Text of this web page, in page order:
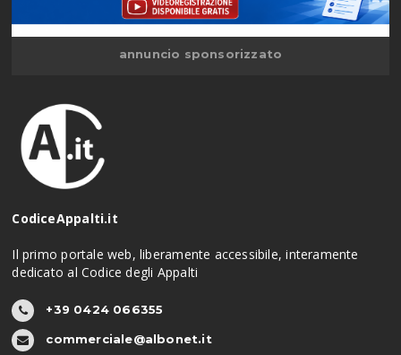
annuncio sponsorizzato
CodiceAppalti.it
Il primo portale web, liberamente accessibile, interamente
dedicato al Codice degli Appalti
+39 0424 066355
commerciale@albonet.it